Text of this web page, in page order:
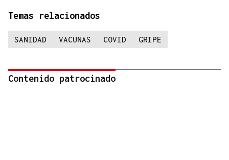
Temas relacionados
SANIDAD VACUNAS COVID GRIPE
Contenido patrocinado